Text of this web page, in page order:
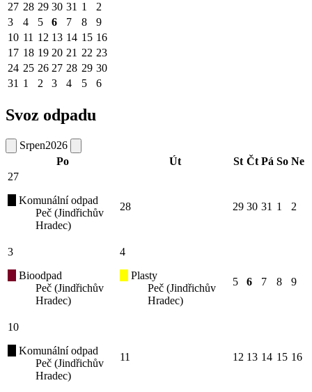
27 28 29 30 31 1
2
3
4 5 6 7 8
9
10 11 12 13 14 15 16
17 18 19 20 21 22 23
24 25 26 27 28 29 30
31 1 2 3 4 5 6
Svoz odpadu
Srpen2026
Po
Út St Čt Pá So Ne
27
Komunální odpad
Peč (Jindřichův
Hradec)
28 29 30 31 1 2
3
Bioodpad
Peč (Jindřichův
Hradec)
4
Plasty
Peč (Jindřichův
Hradec)
5 6 7 8 9
10
Komunální odpad
Peč (Jindřichův
Hradec)
11 12 13 14 15 16